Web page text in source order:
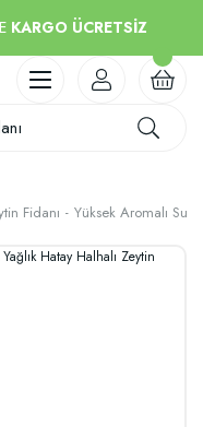
KARGO ÜCRETSİZ
Fidanı Yüksek Aromalı